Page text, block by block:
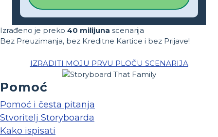
Izrađeno je preko 40 milijuna scenarija
Bez Preuzimanja, bez Kreditne Kartice i bez Prijave!
IZRADITI MOJU PRVU PLOČU SCENARIJA
Pomoć
Pomoć i česta pitanja
Stvoritelj Storyboarda
Kako ispisati